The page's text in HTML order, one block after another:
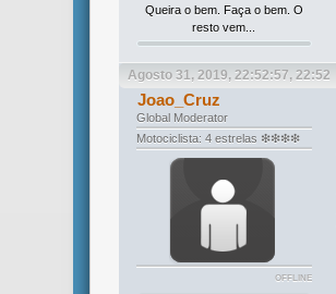
Queira o bem. Faça o bem. O
resto vem...
Agosto 31, 2019, 22:52:57, 22:52
Joao_Cruz
Global Moderator
Motociclista: 4 estrelas ❇❇❇❇
OFFLINE